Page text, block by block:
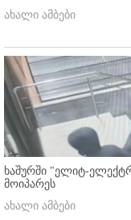
ახალი ამბები
ხაშურში "ელიტ-
მოიპარეს
ახალი ამბები